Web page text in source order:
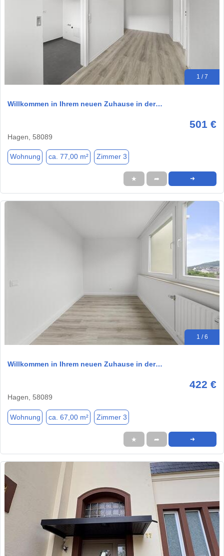
1 / 7
Willkommen in Ihrem neuen Zuhause in der…
501 €
Hagen, 58089
Wohnung ca. 77,00 m² Zimmer 3
★ ➦ ➜
1 / 6
Willkommen in Ihrem neuen Zuhause in der…
422 €
Hagen, 58089
Wohnung ca. 67,00 m² Zimmer 3
★ ➦ ➜